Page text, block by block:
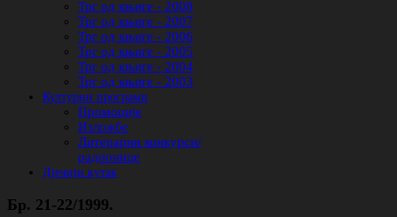
Трг од књиге - 2008
Трг од књиге - 2007
Трг од књиге - 2006
Трг од књиге - 2005
Трг од књиге - 2004
Трг од књиге - 2003
Културни програми
Промоције
Изложбе
Литерарни конкурси/
радионице
Дјечији кутак
Бр. 21-22/1999.